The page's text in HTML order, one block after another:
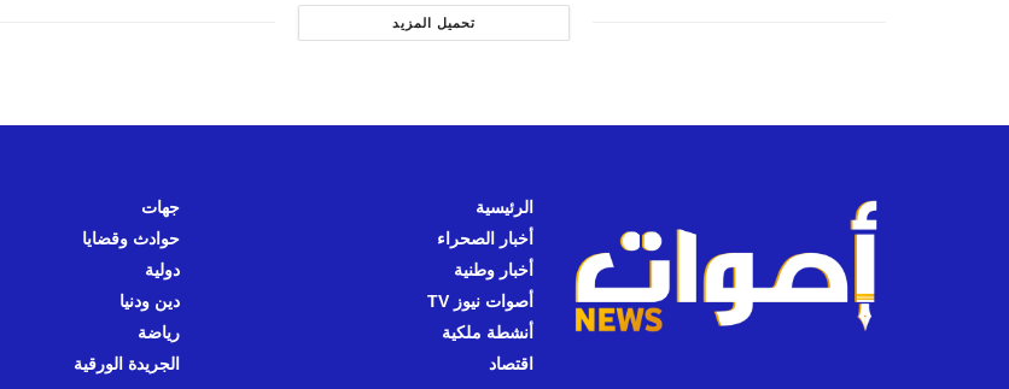
تحميل المزيد
الرئيسية
أخبار الصحراء
أخبار وطنية
أصوات نيوز TV
أنشطة ملكية
اقتصاد
جهات
حوادث وقضايا
دولية
دين ودنيا
رياضة
الجريدة الورقية